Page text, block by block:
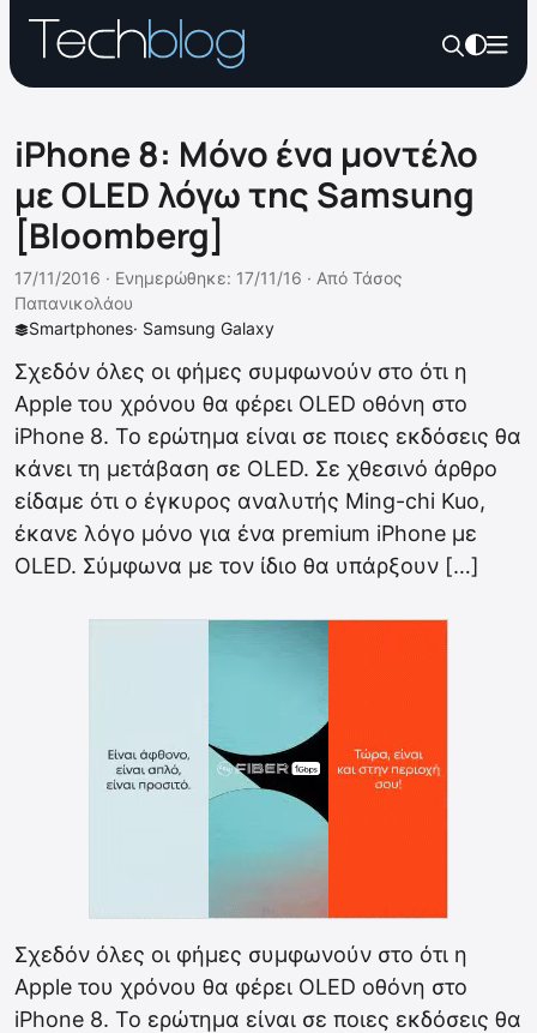
iPhone 8: Μόνο ένα μοντέλο
με OLED λόγω της Samsung
[Bloomberg]
Smartphones· Samsung Galaxy
17/11/2016 · Ενημερώθηκε: 17/11/16 · Από Τάσος
Παπανικολάου
Σχεδόν όλες οι φήμες συμφωνούν στο ότι η
Apple του χρόνου θα φέρει OLED οθόνη στο
iPhone 8. Το ερώτημα είναι σε ποιες εκδόσεις θα
κάνει τη μετάβαση σε OLED. Σε χθεσινό άρθρο
είδαμε ότι ο έγκυρος αναλυτής Ming-chi Kuo,
έκανε λόγο μόνο για ένα premium iPhone με
OLED. Σύμφωνα με τον ίδιο θα υπάρξουν […]
Σχεδόν όλες οι φήμες συμφωνούν στο ότι η
Apple του χρόνου θα φέρει OLED οθόνη στο
iPhone 8. Το ερώτημα είναι σε ποιες εκδόσεις θα